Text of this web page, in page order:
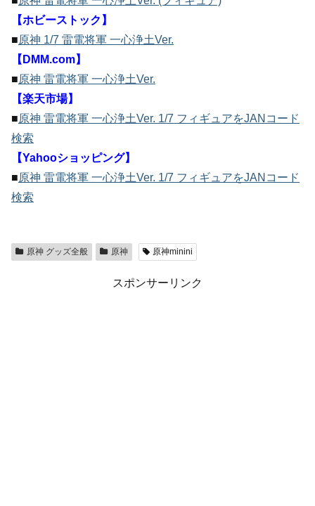
【ホビーストック】
■原神 1/7 雷電将軍 一心浄土Ver.
【DMM.com】
■原神 雷電将軍 一心浄土Ver.
【楽天市場】
■原神 雷電将軍 一心浄土Ver. 1/7 フィギュアをJANコード
検索
【Yahooショッピング】
■原神 雷電将軍 一心浄土Ver. 1/7 フィギュアをJANコード
検索
原神 グッズ全般 原神 原神minini
スポンサーリンク